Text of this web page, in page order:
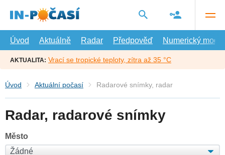
hlavní
Úvod
Aktuálně Radar Předpověď Numerický model
AKTUALITA: Vrací se tropické teploty, zítra až 35 °C
Úvod Aktuální počasí Radarové snímky, radar
Radar, radarové snímky
Město